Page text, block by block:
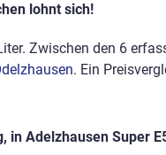
lohnt sich!
Zwischen den 6
. Ein
in Adelzhausen Super